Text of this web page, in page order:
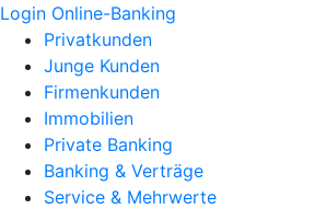
Login Online-Banking
Privatkunden
Junge Kunden
Firmenkunden
Immobilien
Private Banking
Banking & Verträge
Service & Mehrwerte